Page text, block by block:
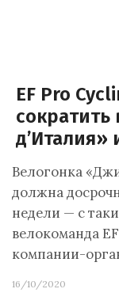
EF Pro
д’Италия»
Велогонка
должна
недели — с
велокоманда
компании-
16/10/2020